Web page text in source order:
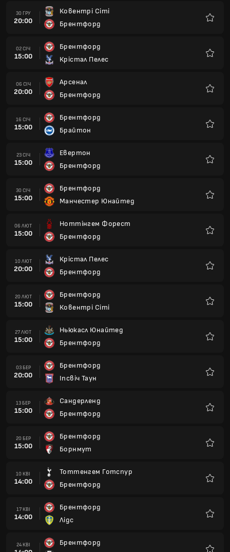
30 ГРУ
20:00
Ковентрі Сіті
Брентфорд
02 СІЧ
15:00
Брентфорд
Крістал Пелес
06 СІЧ
20:00
Арсенал
Брентфорд
16 СІЧ
15:00
Брентфорд
Брайтон
23 СІЧ
15:00
Евертон
Брентфорд
30 СІЧ
15:00
Брентфорд
Манчестер Юнайтед
06 ЛЮТ
15:00
Ноттінгем Форест
Брентфорд
10 ЛЮТ
20:00
Крістал Пелес
Брентфорд
20 ЛЮТ
15:00
Брентфорд
Ковентрі Сіті
27 ЛЮТ
15:00
Ньюкасл Юнайтед
Брентфорд
03 БЕР
20:00
Брентфорд
Іпсвіч Таун
13 БЕР
15:00
Сандерленд
Брентфорд
20 БЕР
15:00
Брентфорд
Борнмут
10 КВІ
14:00
Тоттенгем Готспур
Брентфорд
17 КВІ
14:00
Брентфорд
Лідс
24 КВІ
Брентфорд